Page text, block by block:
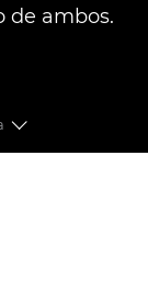
de ambos.